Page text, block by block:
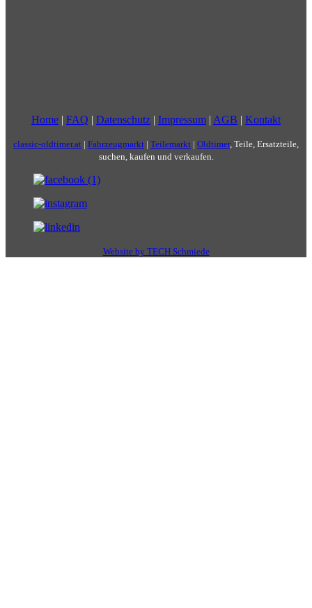
Home | FAQ | Datenschutz | Impressum | AGB | Kontakt
classic-oldtimer.at | Fahrzeugmarkt | Teilemarkt | Oldtimer, Teile, Ersatzteile,
suchen, kaufen und verkaufen.
Website by TECH Schmiede